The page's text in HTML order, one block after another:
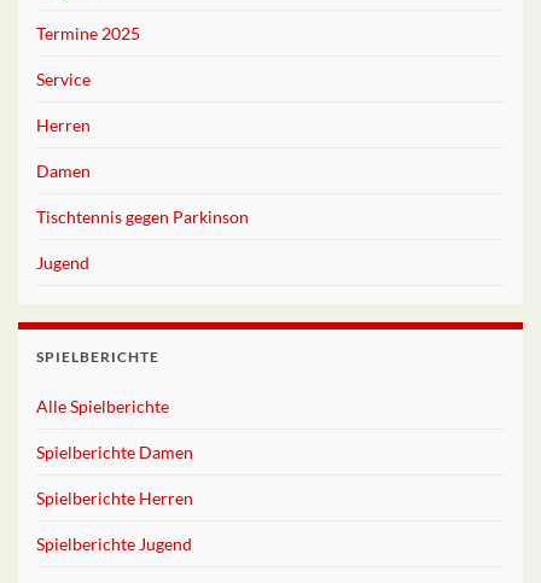
Termine 2025
Service
Herren
Damen
Tischtennis gegen Parkinson
Jugend
SPIELBERICHTE
Alle Spielberichte
Spielberichte Damen
Spielberichte Herren
Spielberichte Jugend